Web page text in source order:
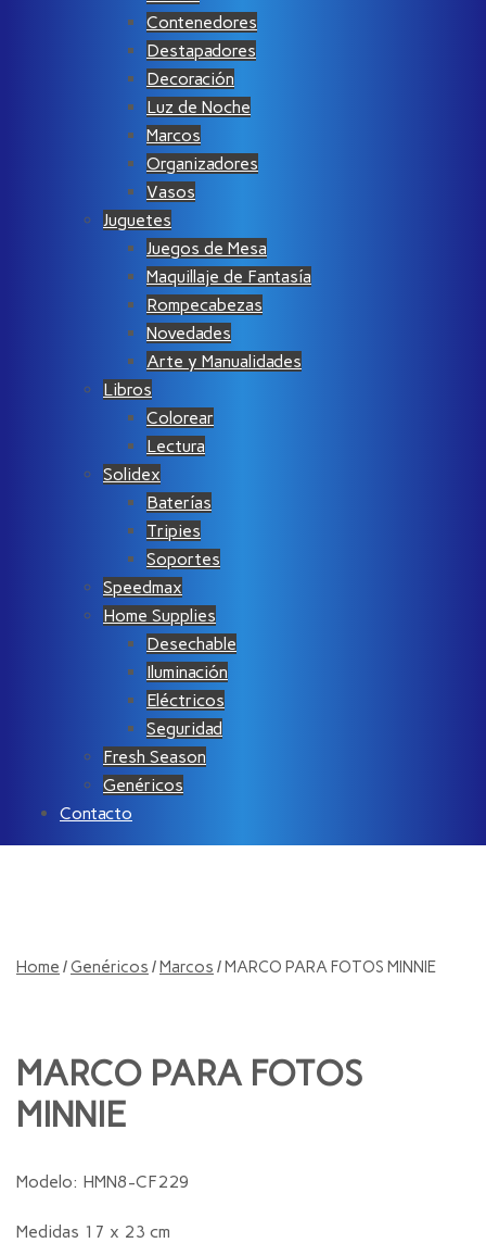
Contenedores
Destapadores
Decoración
Luz de Noche
Marcos
Organizadores
Vasos
Juguetes
Juegos de Mesa
Maquillaje de Fantasía
Rompecabezas
Novedades
Arte y Manualidades
Libros
Colorear
Lectura
Solidex
Baterías
Tripies
Soportes
Speedmax
Home Supplies
Desechable
Iluminación
Eléctricos
Seguridad
Fresh Season
Genéricos
Contacto
Home /Genéricos /Marcos / MARCO PARA FOTOS MINNIE
MARCO PARA FOTOS
MINNIE
Modelo: HMN8-CF229
Medidas 17 x 23 cm